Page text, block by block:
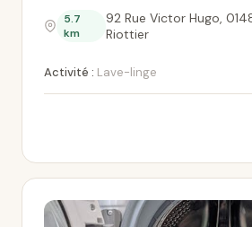
5.7
km
92 Rue Victor Hugo,
Riottier
Activité : Lave-linge